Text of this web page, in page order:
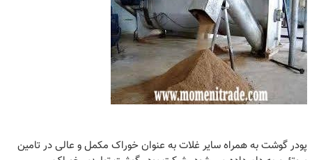
پودر گوشت به همراه سایر غلات به عنوان خوراک مکمل و عالی در تامین